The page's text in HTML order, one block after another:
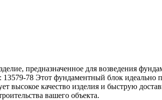
предназначенное для возведения
78 Этот фундаментный блок идеально
высокое качество изделия и быструю
вашего объекта.